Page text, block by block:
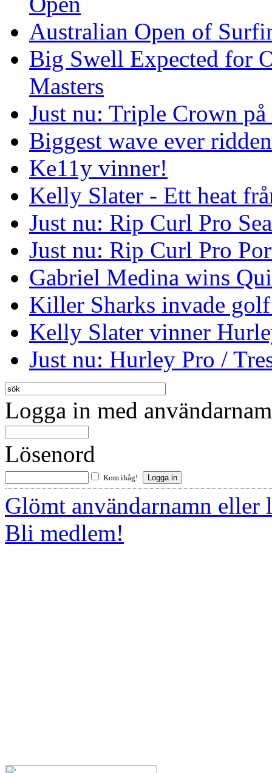
Australian Open of
Big Swell Expected for
Masters
Just nu: Triple Crown på
Biggest wave ever
Ke11y vinner!
Kelly Slater - Ett heat
Just nu: Rip Curl Pro
Just nu: Rip Curl Pro
Gabriel Medina wins
Killer Sharks invade
Kelly Slater vinner
Just nu: Hurley Pro /
Logga in med
Lösenord
Kom ihåg!
Glömt användarnamn eller
Bli medlem!